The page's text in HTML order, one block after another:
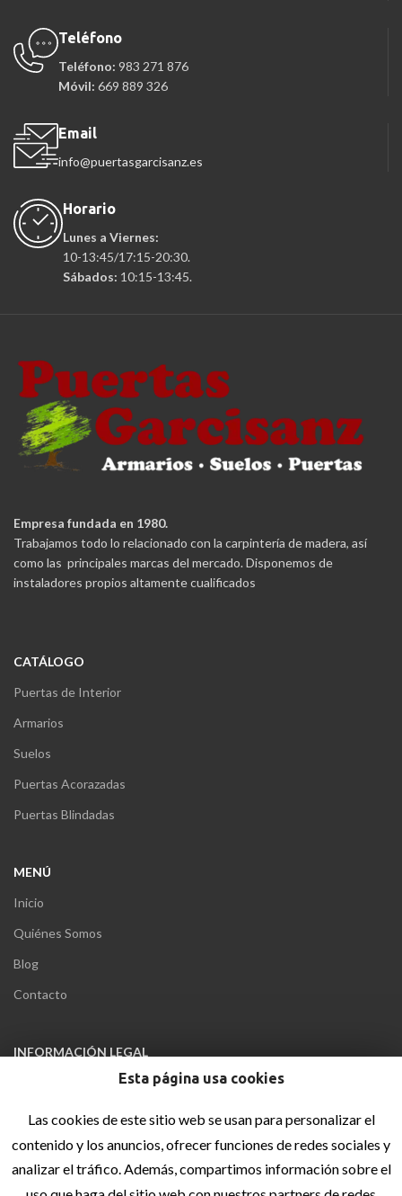
Teléfono
Teléfono: 983 271 876
Móvil: 669 889 326
Email
info@puertasgarcisanz.es
Horario
Lunes a Viernes:
10-13:45/17:15-20:30.
Sábados: 10:15-13:45.
Empresa fundada en 1980.
Trabajamos todo lo relacionado con la carpintería de madera, así
como las principales marcas del mercado. Disponemos de
instaladores propios altamente cualificados
CATÁLOGO
Puertas de Interior
Armarios
Suelos
Puertas Acorazadas
Puertas Blindadas
MENÚ
Inicio
Quiénes Somos
Blog
Contacto
INFORMACIÓN LEGAL
Política de privacidad
Política de cookies
Accesibilidad
Esta página usa cookies
Las cookies de este sitio web se usan para personalizar el
contenido y los anuncios, ofrecer funciones de redes sociales y
analizar el tráfico. Además, compartimos información sobre el